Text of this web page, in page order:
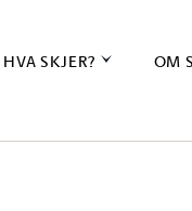
HVA SKJER? OM